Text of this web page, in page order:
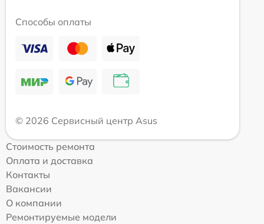
Способы оплаты
© 2026 Сервисный центр Asus
Стоимость ремонта
Оплата и доставка
Контакты
Вакансии
О компании
Ремонтируемые модели